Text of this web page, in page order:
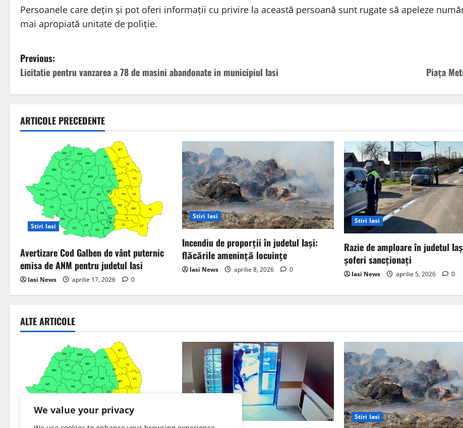
We value your privacy
Persoanele care dețin și pot oferi informații cu privire la această persoană sunt rugate să apeleze
mai apropiată unitate de poliție.
P
o
s
t
v
a
t
i
o
n
Previous:
Licitatie pentru vanzarea a 78 de masini abandonate in municipiul Iasi
Piața
ARTICOLE PRECEDENTE
Stiri Iasi
Avertizare Cod Galben de vânt puternic
emisa de ANM pentru judetul Iasi
Iasi News aprilie 17, 2026 0
Stiri Iasi
Incendiu de proporții în judetul Iași:
flăcările amenință locuințe
Iasi News aprilie 8, 2026 0
Stiri Iasi
Razie de amploare în judetul
șoferi sancționați
Iasi News aprilie 5, 2026 0
ALTE ARTICOLE
Stiri Iasi